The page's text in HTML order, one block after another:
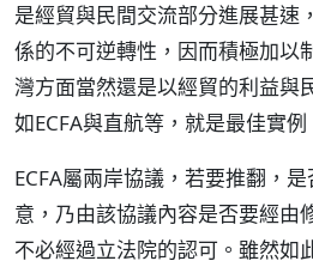
是經貿與民間交流部分進展甚速
係的不可逆轉性，因而積極加以
灣方面當然還是以經貿的利益與
如ECFA與直航等，就是最佳實例
ECFA屬兩岸協議，若要推翻，
意，乃由該協議內容是否要經由
不必經過立法院的認可。雖然如